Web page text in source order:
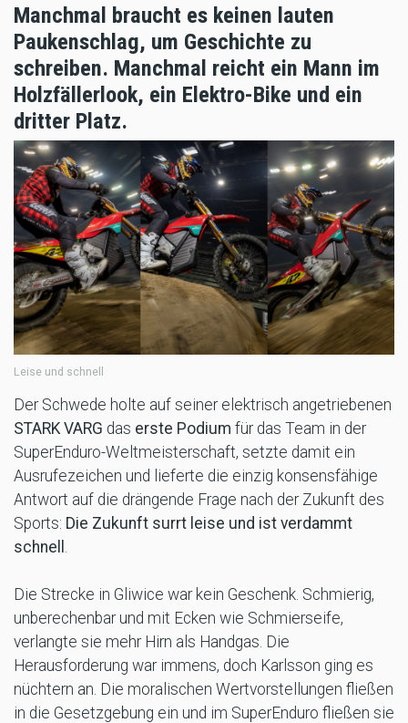
Manchmal braucht es keinen lauten
Paukenschlag, um Geschichte zu
schreiben. Manchmal reicht ein Mann im
Holzfällerlook, ein Elektro-Bike und ein
dritter Platz.
Leise und schnell
Der Schwede holte auf seiner elektrisch angetriebenen
STARK VARG das erste Podium für das Team in der
SuperEnduro-Weltmeisterschaft, setzte damit ein
Ausrufezeichen und lieferte die einzig konsensfähige
Antwort auf die drängende Frage nach der Zukunft des
Sports: Die Zukunft surrt leise und ist verdammt
schnell
Die Strecke in Gliwice war kein Geschenk. Schmierig,
unberechenbar und mit Ecken wie Schmierseife,
verlangte sie mehr Hirn als Handgas. Die
Herausforderung war immens, doch Karlsson ging es
nüchtern an. Die moralischen Wertvorstellungen fließen
in die Gesetzgebung ein und im SuperEnduro fließen sie